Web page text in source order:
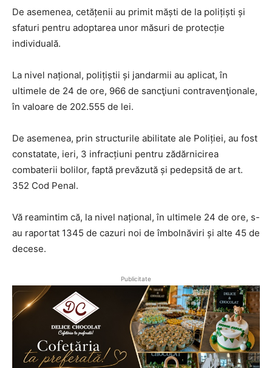
De asemenea, cetățenii au primit măști de la polițiști și
sfaturi pentru adoptarea unor măsuri de protecție
individuală.
La nivel național, polițiștii și jandarmii au aplicat, în
ultimele de 24 de ore, 966 de sancţiuni contravenţionale,
în valoare de 202.555 de lei.
De asemenea, prin structurile abilitate ale Poliției, au fost
constatate, ieri, 3 infracțiuni pentru zădărnicirea
combaterii bolilor, faptă prevăzută și pedepsită de art.
352 Cod Penal.
Vă reamintim că, la nivel național, în ultimele 24 de ore, s-
au raportat 1345 de cazuri noi de îmbolnăviri și alte 45 de
decese.
Publicitate